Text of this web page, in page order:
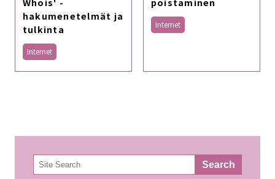
hakumenetelmät ja
tulkinta
Internet
Internet
検
索 Search